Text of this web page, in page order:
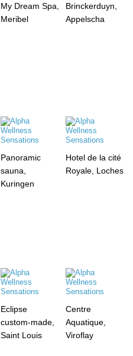
My Dream Spa,
Meribel
Brinckerduyn,
Appelscha
Panoramic
sauna,
Kuringen
Hotel de la cité
Royale, Loches
Eclipse
custom-made,
Saint Louis
Centre
Aquatique,
Viroflay